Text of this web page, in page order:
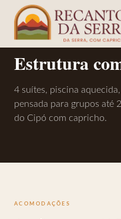
SÍTIO RECANTO DOS IPÊS
Estrutura
4 suítes, piscina
pensada para grupos até
do Cipó com capricho.
ACOMODAÇÕES